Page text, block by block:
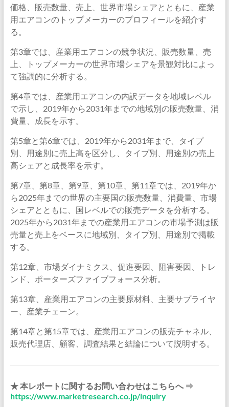
価格、販売数量、売上、世界市場シェアとともに、産業
用エアコンのトップメーカーのプロフィールを紹介す
る。
第3章では、産業用エアコンの競争状況、販売数量、売
上、トップメーカーの世界市場シェアを景観対比によっ
て強調的に分析する。
第4章では、産業用エアコンの内訳データを地域レベル
で示し、2019年から2031年までの地域別の販売数量、消
費量、成長を示す。
第5章と第6章では、2019年から2031年まで、タイプ
別、用途別に売上高を区分し、タイプ別、用途別の売上
高シェアと成長率を示す。
第7章、第8章、第9章、第10章、第11章では、2019年か
ら2025年までの世界の主要国の販売数量、消費量、市場
シェアとともに、国レベルでの販売データを分析する。
2025年から2031年までの産業用エアコンの市場予測は販
売量と売上をベースに地域別、タイプ別、用途別で掲載
する。
第12章、市場ダイナミクス、促進要因、阻害要因、トレ
ンド、ポーターズファイブフォース分析。
第13章、産業用エアコンの主要原材料、主要サプライヤ
ー、産業チェーン。
第14章と第15章では、産業用エアコンの販売チャネル、
販売代理店、顧客、調査結果と結論について説明する。
★ 本レポートに関するお問い合わせはこちらへ ⇒
https://www.marketresearch.co.jp/inquiry